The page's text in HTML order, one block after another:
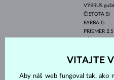
VÝBRUS
ČISTOTA SI
FARBA G
PRIEMER
VITAJTE
Aby náš web fungoval tak, ako